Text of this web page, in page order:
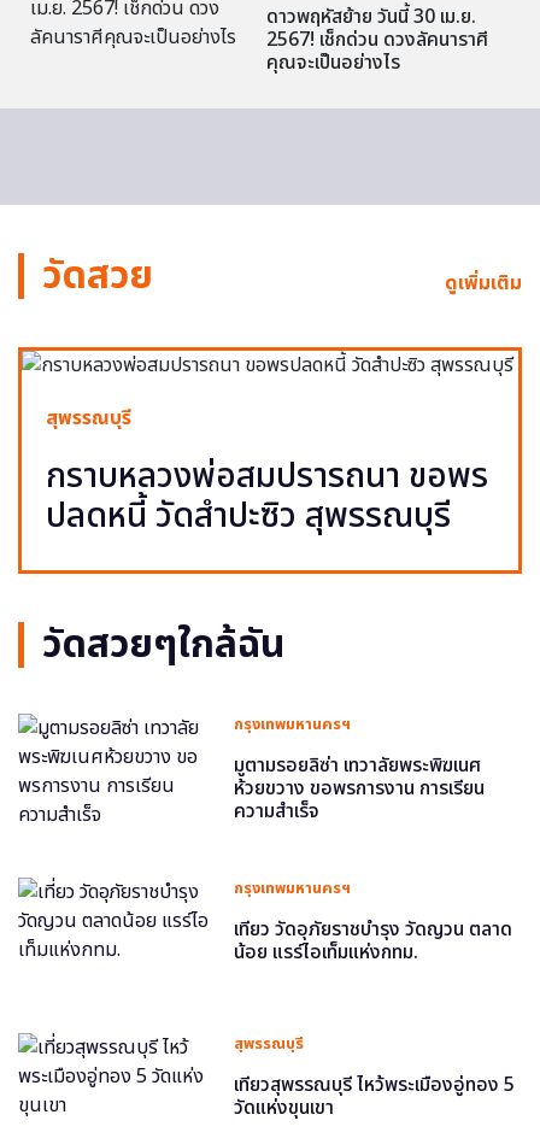
ดาวพฤหัสย้าย วันนี้ 30 เม.ย.
2567! เช็กด่วน ดวงลัคนาราศี
คุณจะเป็นอย่างไร
วัดสวย ดูเพิ่มเติม
สุพรรณบุรี
กราบหลวงพ่อสมปรารถนา ขอพร
ปลดหนี้ วัดสำปะซิว สุพรรณบุรี
วัดสวยๆใกล้ฉัน
กรุงเทพมหานครฯ
มูตามรอยลิซ่า เทวาลัยพระพิฆเนศ
ห้วยขวาง ขอพรการงาน การเรียน
ความสำเร็จ
กรุงเทพมหานครฯ
เที่ยว วัดอุภัยราชบำรุง วัดญวน ตลาด
น้อย แรร์ไอเท็มแห่งกทม.
สุพรรณบุรี
เที่ยวสุพรรณบุรี ไหว้พระเมืองอู่ทอง 5
วัดแห่งขุนเขา